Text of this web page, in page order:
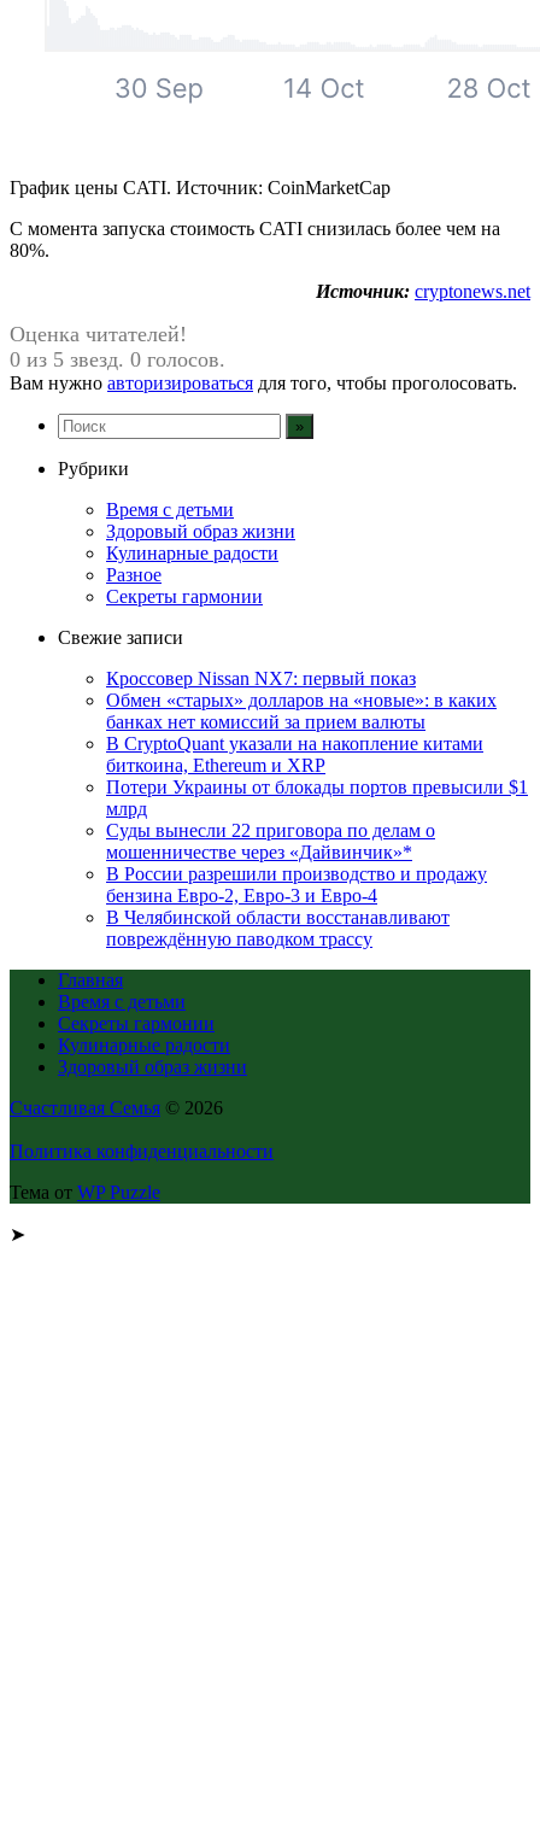
График цены CATI. Источник: CoinMarketCap
С момента запуска стоимость CATI снизилась более чем на
80%.
Источник: cryptonews.net
Оценка читателей!
0 из 5 звезд. 0 голосов.
Вам нужно авторизироваться для того, чтобы проголосовать.
Рубрики
Время с детьми
Здоровый образ жизни
Кулинарные радости
Разное
Секреты гармонии
Свежие записи
Кроссовер Nissan NX7: первый показ
Обмен «старых» долларов на «новые»: в каких
банках нет комиссий за прием валюты
В CryptoQuant указали на накопление китами
биткоина, Ethereum и XRP
Потери Украины от блокады портов превысили $1
млрд
Суды вынесли 22 приговора по делам о
мошенничестве через «Дайвинчик»*
В России разрешили производство и продажу
бензина Евро-2, Евро-3 и Евро-4
В Челябинской области восстанавливают
повреждённую паводком трассу
Главная
Время с детьми
Секреты гармонии
Кулинарные радости
Здоровый образ жизни
Счастливая Семья © 2026
Политика конфиденциальности
Тема от WP Puzzle
➤